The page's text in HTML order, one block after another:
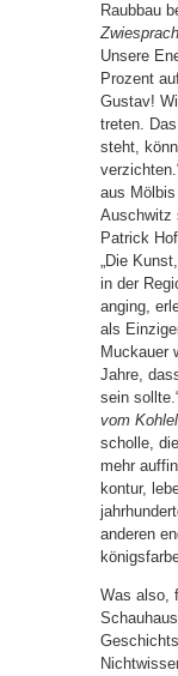
Raubbau
Unsere
Prozent
Gustav!
treten.
steht,
aus
Auschwitz
Patrick
„Die
in der
anging,
als
Muckauer
Jahre,
sein
vom
scholle,
mehr
kontur,
anderen
Was also,